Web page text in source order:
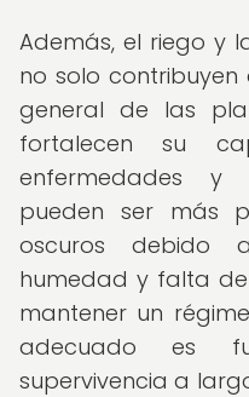
Además, el riego y
no solo
general de las
fortalecen su
enfermedades y
pueden ser más
oscuros debido
humedad y falta
mantener un
adecuado es
supervivencia a